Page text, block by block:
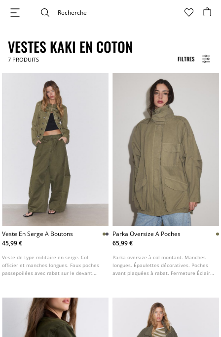
FILTRES
VESTES KAKI EN COTON
7 PRODUITS
Veste En Serge A Boutons
45,99 €
Veste de type militaire en serge. Col
officier et manches longues. Faux poches
passepoilées avec rabat sur le devant.
métalliques.
Parka Oversize A Poches
65,99 €
Parka oversize à col montant. Manches
longues. Épaulettes décoratives. Poches
avant plaquées à rabat. Fermeture Éclair